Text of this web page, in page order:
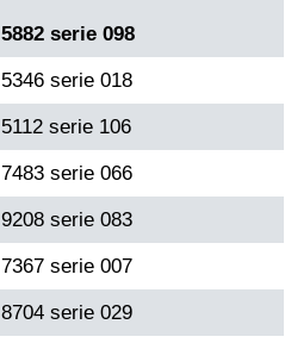
5882 serie 098
5346 serie 018
5112 serie 106
7483 serie 066
9208 serie 083
7367 serie 007
8704 serie 029